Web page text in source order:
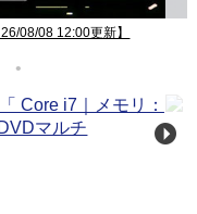
08/08 12:00更新】